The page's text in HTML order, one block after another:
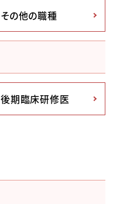
その他の職種
後期臨床研修医